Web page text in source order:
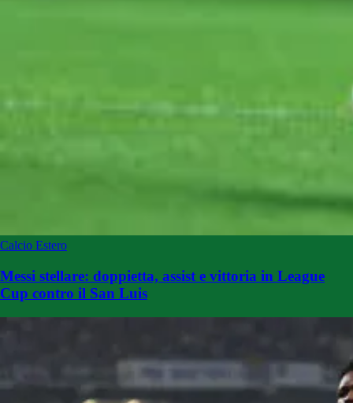
Calcio Estero
Messi stellare: doppietta, assist e vittoria in League
Cup contro il San Luis